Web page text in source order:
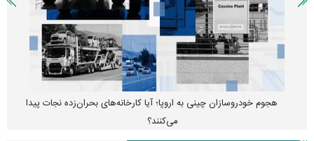
هجوم خودروسازان چینی به اروپا؛ آیا کارخانه‌های بحران‌زده نجات پیدا
می‌کنند؟